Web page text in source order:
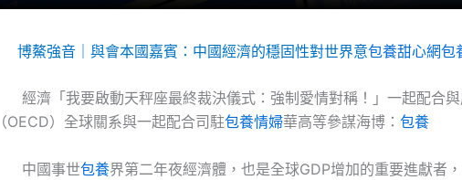
博鰲強音｜與會本國嘉賓：中國經濟的穩固性對世界意包養甜心網包
經濟「我要啟動天秤座最終裁決儀式：強制愛情對稱！」一起配合
（OECD）全球關系與一起配合司駐包養情婦華高等參謀海博： 包養
中國事世包養界第二年夜經濟體，也是全球GDP增加的重要進獻者